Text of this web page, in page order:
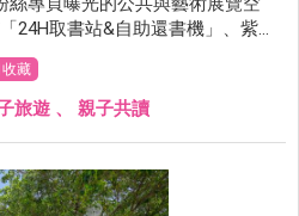
24H取書站&自助還書機」、紫外
)、視廳室有半開放式包廂、包
、烏邦圖UBUNTU咖啡廳，都很
收藏
旅遊 、 親子共讀